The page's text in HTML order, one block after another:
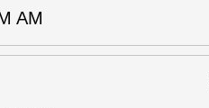
AM